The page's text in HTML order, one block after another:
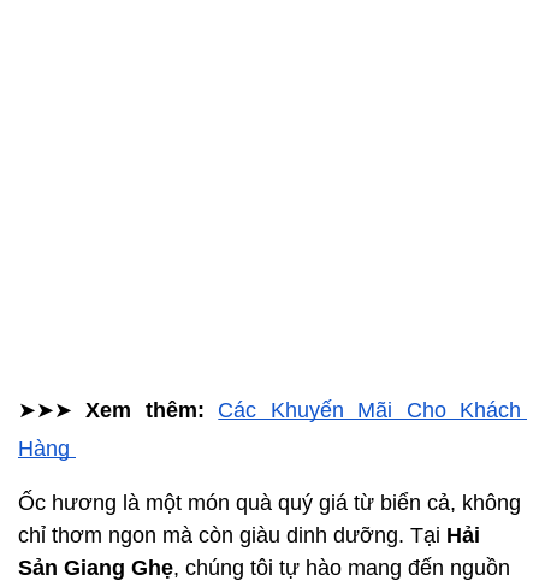
➤➤➤ Xem thêm: Các Khuyến Mãi Cho Khách
Hàng
Ốc hương là một món quà quý giá từ biển cả, không
chỉ thơm ngon mà còn giàu dinh dưỡng. Tại Hải
Sản Giang Ghẹ